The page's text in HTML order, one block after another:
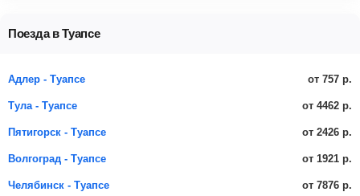
Поезда в Туапсе
Адлер - Туапсе от 757 р.
Тула - Туапсе от 4462 р.
Пятигорск - Туапсе от 2426 р.
Волгоград - Туапсе от 1921 р.
Челябинск - Туапсе от 7876 р.